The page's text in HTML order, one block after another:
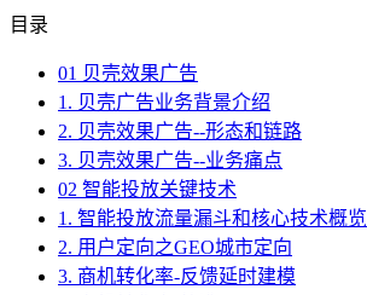
目录
01 贝壳效果广告
1. 贝壳广告业务背景介绍
2. 贝壳效果广告--形态和链路
3. 贝壳效果广告--业务痛点
02 智能投放关键技术
1. 智能投放流量漏斗和核心技术概览
2. 用户定向之GEO城市定向
3. 商机转化率-反馈延时建模